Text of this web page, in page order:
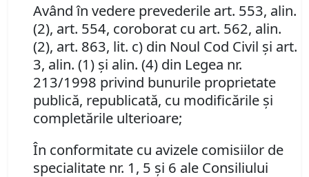
Având în vedere prevederile art. 553, alin.
(2), art. 554, coroborat cu art. 562, alin.
(2), art. 863, lit. c) din Noul Cod Civil şi art.
3, alin. (1) şi alin. (4) din Legea nr.
213/1998 privind bunurile proprietate
publică, republicată, cu modificările şi
completările ulterioare;
În conformitate cu avizele comisiilor de
specialitate nr. 1, 5 şi 6 ale Consiliului